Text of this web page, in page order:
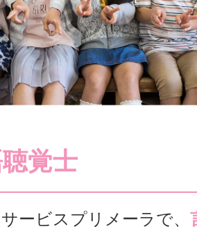
覚士
ービスプリメーラで、